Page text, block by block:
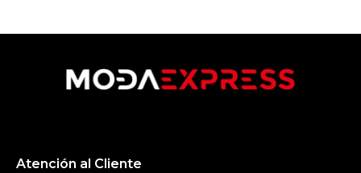
Atención al Cliente